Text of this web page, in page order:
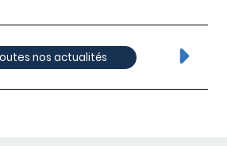
nos actualités